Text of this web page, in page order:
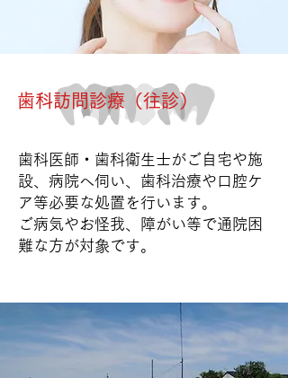
​歯科訪問診療（往診）
歯科医師・歯科衛生士がご自宅や施
設、病院へ伺い、歯科治療や口腔ケ
ア等必要な処置を行います。
ご病気やお怪我、障がい等で通院困
難な方が対象です。